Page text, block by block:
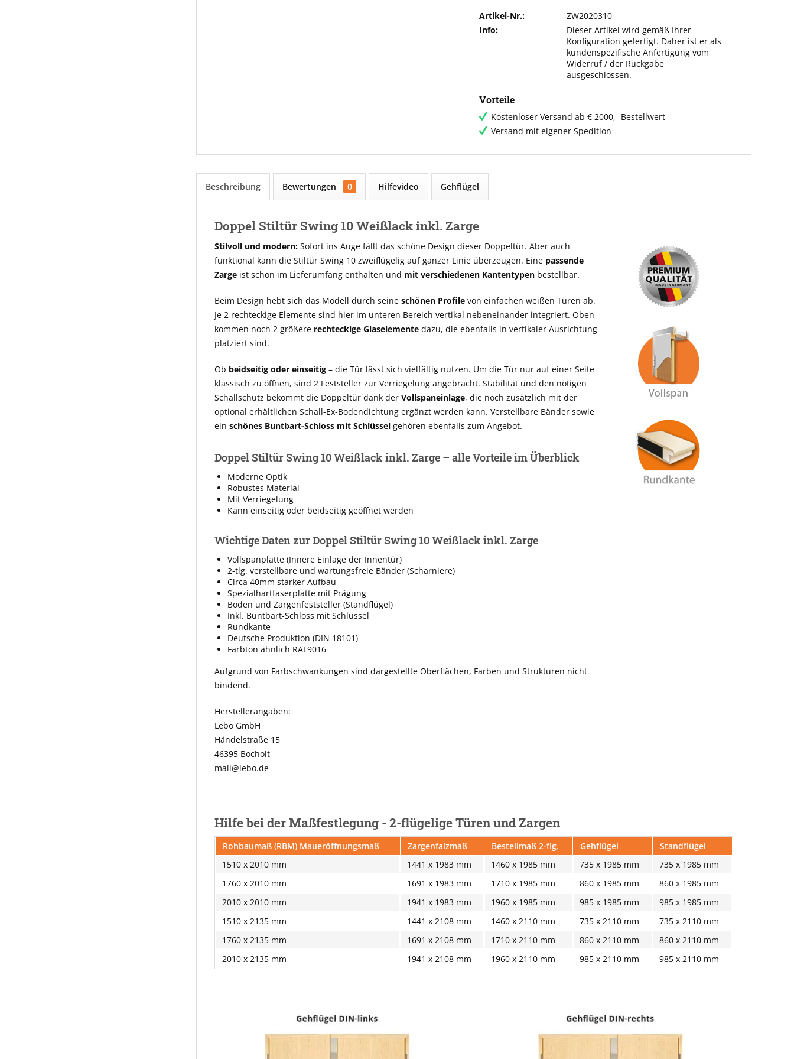
Artikel-Nr.:
ZW2020310
Info:
Dieser Artikel wird gemäß Ihrer
Konfiguration gefertigt. Daher ist er als
kundenspezifische Anfertigung vom
Widerruf / der Rückgabe
ausgeschlossen.
Vorteile
Kostenloser Versand ab € 2000,- Bestellwert
Versand mit eigener Spedition
Beschreibung Bewertungen 0 Hilfevideo Gehflügel
Doppel Stiltür Swing 10 Weißlack inkl. Zarge
Stilvoll und modern: Sofort ins Auge fällt das schöne Design dieser Doppeltür. Aber auch
funktional kann die Stiltür Swing 10 zweiflügelig auf ganzer Linie überzeugen. Eine passende
Zarge ist schon im Lieferumfang enthalten und mit verschiedenen Kantentypen bestellbar.
Beim Design hebt sich das Modell durch seine schönen Profile von einfachen weißen Türen ab.
Je 2 rechteckige Elemente sind hier im unteren Bereich vertikal nebeneinander integriert. Oben
kommen noch 2 größere rechteckige Glaselemente dazu, die ebenfalls in vertikaler Ausrichtung
platziert sind.
Ob beidseitig oder einseitig – die Tür lässt sich vielfältig nutzen. Um die Tür nur auf einer Seite
klassisch zu öffnen, sind 2 Feststeller zur Verriegelung angebracht. Stabilität und den nötigen
Schallschutz bekommt die Doppeltür dank der Vollspaneinlage, die noch zusätzlich mit der
optional erhältlichen Schall-Ex-Bodendichtung ergänzt werden kann. Verstellbare Bänder sowie
ein schönes Buntbart-Schloss mit Schlüssel gehören ebenfalls zum Angebot.
Doppel Stiltür Swing 10 Weißlack inkl. Zarge – alle Vorteile im Überblick
Moderne Optik
Robustes Material
Mit Verriegelung
Kann einseitig oder beidseitig geöffnet werden
Wichtige Daten zur Doppel Stiltür Swing 10 Weißlack inkl. Zarge
Vollspanplatte (Innere Einlage der Innentür)
2-tlg. verstellbare und wartungsfreie Bänder (Scharniere)
Circa 40mm starker Aufbau
Spezialhartfaserplatte mit Prägung
Boden und Zargenfeststeller (Standflügel)
Inkl. Buntbart-Schloss mit Schlüssel
Rundkante
Deutsche Produktion (DIN 18101)
Farbton ähnlich RAL9016
Aufgrund von Farbschwankungen sind dargestellte Oberflächen, Farben und Strukturen nicht
bindend.
Herstellerangaben:
Lebo GmbH
Händelstraße 15
46395 Bocholt
mail@lebo.de
Hilfe bei der Maßfestlegung - 2-flügelige Türen und Zargen
Rohbaumaß (RBM) Maueröffnungsmaß Zargenfalzmaß Bestellmaß 2-flg. Gehflügel
Standflügel
1510 x 2010 mm
1441 x 1983 mm 1460 x 1985 mm 735 x 1985 mm
735 x 1985 mm
1760 x 2010 mm
1691 x 1983 mm 1710 x 1985 mm 860 x 1985 mm
860 x 1985 mm
2010 x 2010 mm
1941 x 1983 mm 1960 x 1985 mm 985 x 1985 mm
985 x 1985 mm
1510 x 2135 mm
1441 x 2108 mm 1460 x 2110 mm 735 x 2110 mm
735 x 2110 mm
1760 x 2135 mm
1691 x 2108 mm 1710 x 2110 mm 860 x 2110 mm
860 x 2110 mm
2010 x 2135 mm
1941 x 2108 mm 1960 x 2110 mm 985 x 2110 mm 985 x 2110 mm